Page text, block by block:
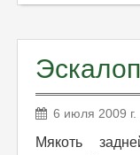
6 июля 2009 г.
Мякоть